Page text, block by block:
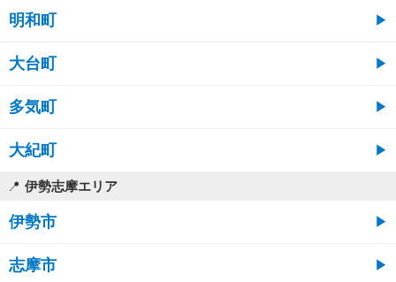
明和町
大台町
多気町
大紀町
伊勢志摩エリア
伊勢市
志摩市